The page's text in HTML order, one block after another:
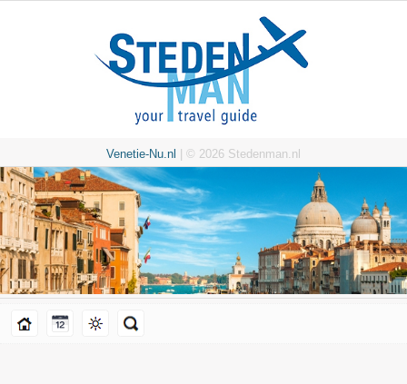
Venetie-Nu.nl | © 2026 Stedenman.nl